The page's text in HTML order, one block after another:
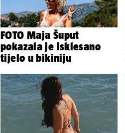
FOTO Maja Šuput
pokazala je isklesano
tijelo u bikiniju